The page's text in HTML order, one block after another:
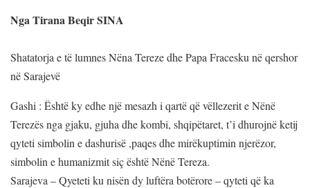
Nga Tirana Beqir SINA
Shatatorja e të lumnes Nëna Tereze dhe Papa Fracesku në qershor
në Sarajevë
Gashi : Është ky edhe një mesazh i qartë që vëllezerit e Nënë
Terezës nga gjaku, gjuha dhe kombi, shqipëtaret, t’i dhurojnë ketij
qyteti simbolin e dashurisë ,paqes dhe mirëkuptimin njerëzor,
simbolin e humanizmit siç është Nënë Tereza.
Sarajeva – Qyeteti ku nisën dy luftëra botërore – qyteti që ka